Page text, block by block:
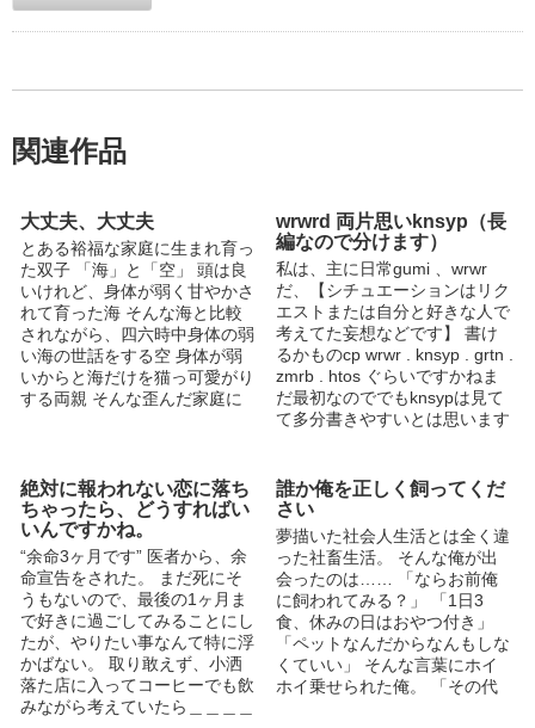
関連作品
大丈夫、大丈夫
とある裕福な家庭に生まれ育っ
た双子 「海」と「空」 頭は良
いけれど、身体が弱く甘やかさ
れて育った海 そんな海と比較
されながら、四六時中身体の弱
い海の世話をする空 身体が弱
いからと海だけを猫っ可愛がり
する両親 そんな歪んだ家庭に
タでも公開中） 4/3 アクセスラ
ンキング 17位 4/10アクセスラ
ンキング 14位 4/11アクセスラ
ンキング 12位 4/14アクセスラ
ンキング 11位 4/16アクセスラ
ンキング 9位 4/17アクセスラン
キング 8位 4/12イイネランキン
グ 17位 4/19イイネランキング
13位
wrwrd 両片思いknsyp（長
編なので分けます）
私は、主に日常gumi 、wrwr
だ、【シチュエーションはリク
エストまたは自分と好きな人で
考えてた妄想などです】 書け
るかものcp wrwr . knsyp . grtn .
zmrb . htos ぐらいですかねま
だ最初なのででもknsypは見て
て多分書きやすいとは思います
たのだなぐらいで見てください
占納 このcp は多分自分では
書けないと思います 地雷は攻
め受け反対などだと思ってくだ
さい リクエスト答えれない
こともありますが出来るだけ頑
張ります なのでよろしくお願
いしますします 最後に肝心な
パスワードです 読みたいのに
読めないは嫌なので少し簡単で
す 1 金髪 サッカー チワワの
絶対に報われない恋に落ち
ちゃったら、どうすればい
いんですかね。
“余命3ヶ月です” 医者から、余
命宣告をされた。 まだ死にそ
うもないので、最後の1ヶ月ま
で好きに過ごしてみることにし
たが、やりたい事なんて特に浮
かばない。 取り敢えず、小洒
落た店に入ってコーヒーでも飲
みながら考えていたら＿＿＿＿
誰か俺を正しく飼ってくだ
さい
夢描いた社会人生活とは全く違
った社畜生活。 そんな俺が出
会ったのは…… 「ならお前俺
に飼われてみる？」 「1日3
食、休みの日はおやつ付き」
「ペットなんだからなんもしな
くていい」 そんな言葉にホイ
ホイ乗せられた俺。 「その代